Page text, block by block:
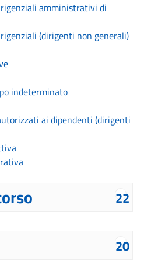
amministrativi di
(dirigenti non generali)
indeterminato
ai dipendenti (dirigenti
22
20